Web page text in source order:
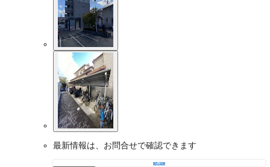
最新情報は、お問合せで確認できます
物件の詳細